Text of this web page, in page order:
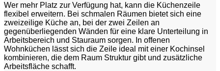
Wer mehr Platz zur Verfügung hat, kann die Küchenzeile
flexibel erweitern. Bei schmalen Räumen bietet sich eine
zweizeilige Küche an, bei der zwei Zeilen an
gegenüberliegenden Wänden für eine klare Unterteilung in
Arbeitsbereich und Stauraum sorgen. In offenen
Wohnküchen lässt sich die Zeile ideal mit einer Kochinsel
kombinieren, die dem Raum Struktur gibt und zusätzliche
Arbeitsfläche schafft.